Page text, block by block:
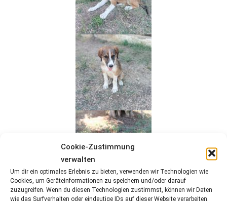
Cookie-Zustimmung
verwalten
Um dir ein optimales Erlebnis zu bieten, verwenden wir Technologien wie
Cookies, um Geräteinformationen zu speichern und/oder darauf
zuzugreifen. Wenn du diesen Technologien zustimmst, können wir Daten
wie das Surfverhalten oder eindeutige IDs auf dieser Website verarbeiten.